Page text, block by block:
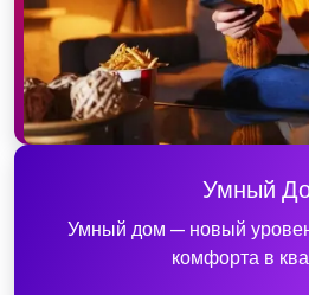
Умный
Умный дом — новый
комфорта в